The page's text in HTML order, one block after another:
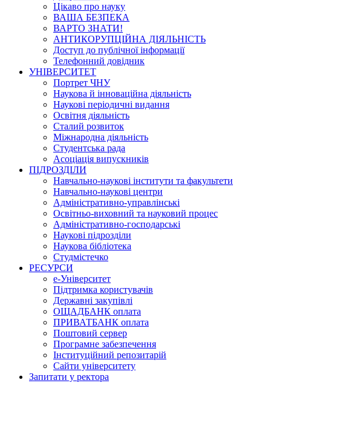
Цікаво про науку
ВАША БЕЗПЕКА
ВАРТО ЗНАТИ!
АНТИКОРУПЦІЙНА ДІЯЛЬНІСТЬ
Доступ до публічної інформації
Телефонний довідник
УНІВЕРСИТЕТ
Портрет ЧНУ
Наукова й інноваційна діяльність
Наукові періодичні видання
Освітня діяльність
Сталий розвиток
Міжнародна діяльність
Студентська рада
Асоціація випускників
ПІДРОЗДІЛИ
Навчально-наукові інститути та факультети
Навчально-наукові центри
Адміністративно-управлінські
Освітньо-виховний та науковий процес
Адміністративно-господарські
Наукові підрозділи
Наукова бібліотека
Студмістечко
РЕСУРСИ
е-Університет
Підтримка користувачів
Державні закупівлі
ОЩАДБАНК оплата
ПРИВАТБАНК оплата
Поштовий сервер
Програмне забезпечення
Інституційний репозитарій
Сайти університету
Запитати у ректора